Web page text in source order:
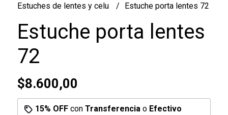
Estuches de lentes y celu
Estuche porta lentes 72
Estuche porta lentes
72
$8.600,00
15% OFFcon Transferencia o Efectivo